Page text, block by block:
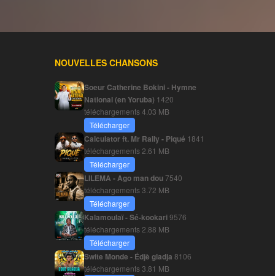
NOUVELLES CHANSONS
Soeur Catherine Bokini - Hymne
National (en Yoruba) 1420
téléchargements4.03 MB
Télécharger
Calculator ft. Mr Rally - Piqué 1841
téléchargements 2.61 MB
Télécharger
LILEMA - Ago man dou7540
téléchargements3.72 MB
Télécharger
Kalamoulaï - Sé-kookari9576
téléchargements 2.88 MB
Télécharger
Swite Monde - Édjè gladja 8106
téléchargements3.81 MB